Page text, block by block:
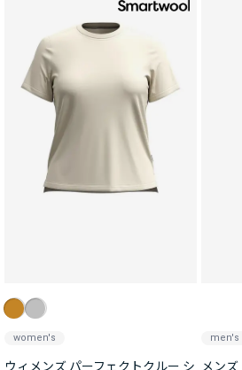
women's
ウィメンズ パーフェクトクルー シ
men's
メン